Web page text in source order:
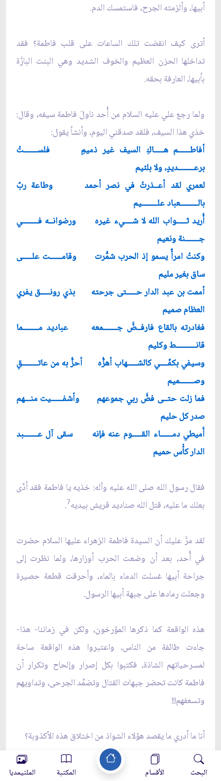
أبيها، وألزمته الجرح، فاستمسك الدم.
أترى كيف انقضت تلك الساعات على قلب فاطمة؟ فقد
تداخلها الحزن العظيم والخوف الشديد وهي البنت البارَّة
بأبيها، العارفة بحقه.
ولما رجع علي عليه السلام من أُحد ناولَ فاطمة سيفه، وقال:
خذي هذا السيف، فلقد صدقني اليوم، وأنشأ يقول:
أفاطــــــم هـــــاكِ السيف غير ذميمِ فلســـــــتُ
برعــــــــديدٍ، ولا بلئيم
لعمري لقد أعــذرتُ في نصر أحمد وطاعة ربٌ
بالـــــــــعباد علــــــــيم
أُريد ثـــــواب الله لا شــــيء غيره ورضوانــه فــــــــي
جـــــــنة ونعيم
وكنتُ امرأً يسمو إذ الحرب شمُّرت وقامــــــت علـــــى
ساق بغير مليم
أممت بن عبد الدار حـــــتى جرحته بذي رونـــــق يفري
العظام صميم
فغادرته بالقاع فارفــضَّ جـــــــمعه عباديد مــــــــما
قانــــــــــط وكليم
وسيفي بكفّــــي كالشـــــهاب أهزُّه أحزُّ به من عاتــــــــقِ
وصـــــــميم
فما زلت حتــى فضَّ ربي جموعهم وأشفــــــيت منـــهم
صدر كل حليم
أَميطي دمــــــاء القـــــوم عنه فإنه سقى آل عـــــــبد
الدار كأْس حميم
فقال رسول الله صلى الله عليه وآله: خذيه يا فاطمة فقد أدَّى
بعلك ما عليه، قتل الله صناديد قريش بيديه7
.
لقد مرَّ عليك أن السيدة فاطمة الزهراء عليها السلام حضرت
في أُحد، بعد أن وضعت الحرب أوزارها، ولما نظرت إلى
جراحة أبيها غسلت الدماء بالماء، وأحرقت قطعة حصيرة
وجعلت رمادها على جبهة أبيها الرسول.
هذه الواقعة كما ذكرها المؤرخون، ولكن في زماننا- هذا-
جاءت طائفة من الناس، واعتبروا هذه الواقعة ساحة
لمسرحياتهم الشاذة، فكتبوا بكل إصرار وإلحاح وتكرار أن
فاطمة كانت تحضر جبهات القتال وتضمِّد الجرحى، وتداويهم
وتسعفهم!!!
أنا ما أدري ما يقصد هؤلاء الشواذ من اختلاق هذه الأكذوبة؟
إذا قامت سيدة بتضميد جراحة أبيها فقط وفقط في العمر
البحث الأقسام المكتبة الملتيمديا